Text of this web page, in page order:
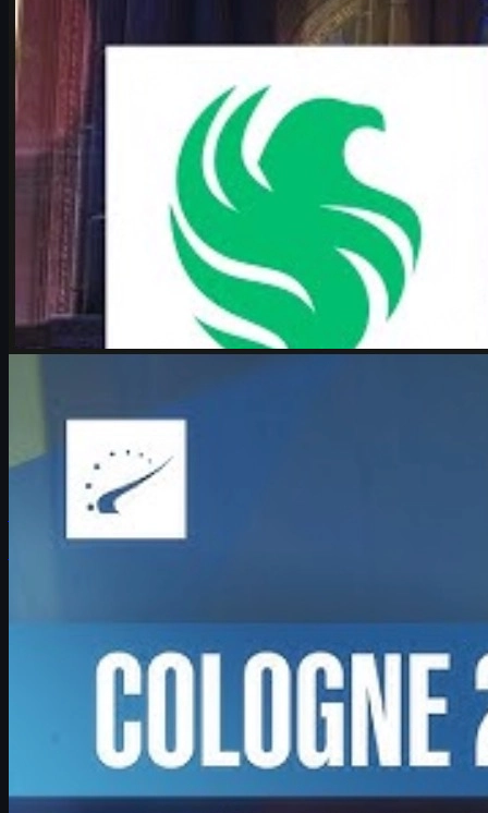
door
Michael
Johnson
Counter-Strike 2juni 17, 2026
Boombl4 over zijn toekomst in Counter-Strike en CS
Boombl4 praat open over zijn terugkeer naar Tier 1, de IEM
Cologne Major 2026, zijn toekomst in Counter-Strike en hoe
jonge spelers met druk omgaan.
doorDavid William